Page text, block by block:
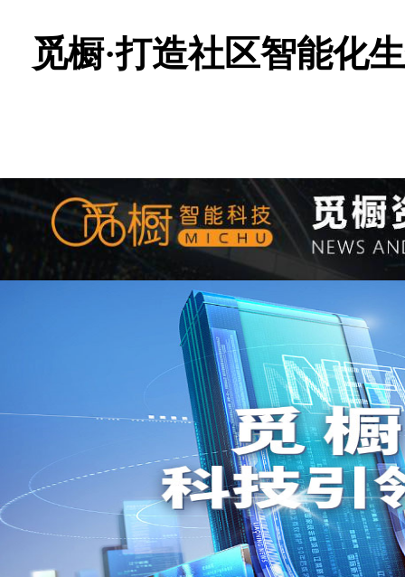
觅橱·打造社区智能化
觅橱科技 智能生鲜柜 小